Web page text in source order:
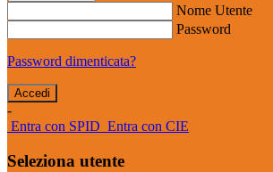
Nome Utente
Password
Password dimenticata?
-
Entra con SPID Entra con CIE
Seleziona utente